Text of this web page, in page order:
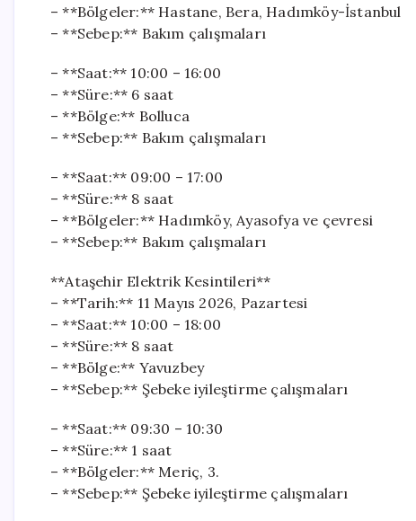
– **Bölgeler:** Hastane, Bera, Hadımköy-İstanbul
– **Sebep:** Bakım çalışmaları
– **Saat:** 10:00 – 16:00
– **Süre:** 6 saat
– **Bölge:** Bolluca
– **Sebep:** Bakım çalışmaları
– **Saat:** 09:00 – 17:00
– **Süre:** 8 saat
– **Bölgeler:** Hadımköy, Ayasofya ve çevresi
– **Sebep:** Bakım çalışmaları
**Ataşehir Elektrik Kesintileri**
– **Tarih:** 11 Mayıs 2026, Pazartesi
– **Saat:** 10:00 – 18:00
– **Süre:** 8 saat
– **Bölge:** Yavuzbey
– **Sebep:** Şebeke iyileştirme çalışmaları
– **Saat:** 09:30 – 10:30
– **Süre:** 1 saat
– **Bölgeler:** Meriç, 3.
– **Sebep:** Şebeke iyileştirme çalışmaları